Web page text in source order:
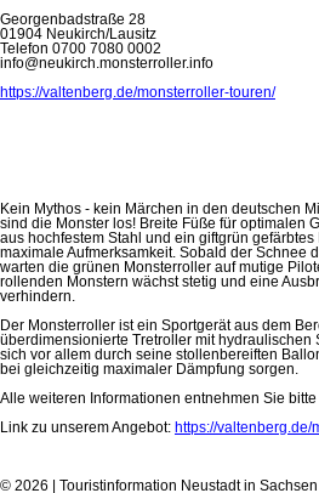
Georgenbadstraße 28
01904 Neukirch/Lausitz
Telefon 0700 7080 0002
info@neukirch.monsterroller.info
https://valtenberg.de/monsterroller-touren/
Kein Mythos - kein Märchen in den deutschen
sind die Monster los! Breite Füße für optimalen
aus hochfestem Stahl und ein giftgrün
maximale Aufmerksamkeit. Sobald der Schnee
warten die grünen Monsterroller auf mutige
rollenden Monstern wächst stetig und eine
verhindern.
Der Monsterroller ist ein Sportgerät aus dem
überdimensionierte Tretroller mit
sich vor allem durch seine stollenbereiften
bei gleichzeitig maximaler Dämpfung sorgen.
Alle weiteren Informationen entnehmen Sie
Link zu unserem Angebot: https://valtenberg.de/
© 2026 | Touristinformation Neustadt in Sachsen